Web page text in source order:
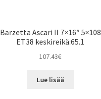
Barzetta Ascari II 7×16″ 5×108
ET38 keskireikä:65.1
107.43€
Lue lisää